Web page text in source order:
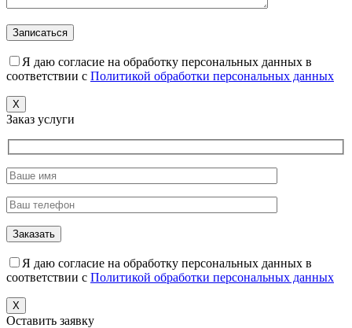
Я даю согласие на обработку персональных данных в
соответствии с Политикой обработки персональных данных
X
Заказ услуги
Я даю согласие на обработку персональных данных в
соответствии с Политикой обработки персональных данных
X
Оставить заявку